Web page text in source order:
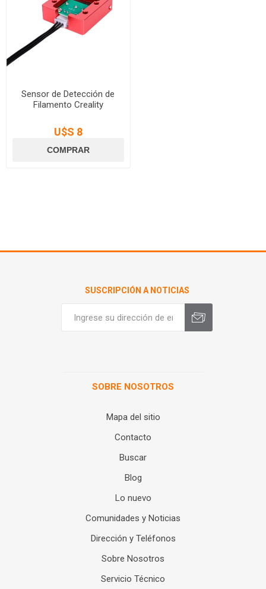
Sensor de Detección de
Filamento Creality
U$S 8
SUSCRIPCIÓN A NOTICIAS
SOBRE NOSOTROS
Mapa del sitio
Contacto
Buscar
Blog
Lo nuevo
Comunidades y Noticias
Dirección y Teléfonos
Sobre Nosotros
Servicio Técnico